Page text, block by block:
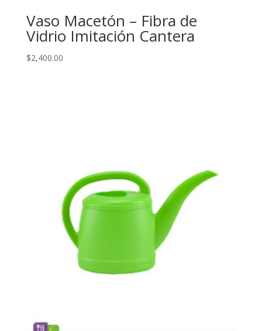
Vaso Macetón – Fibra de
Vidrio Imitación Cantera
$2,400.00